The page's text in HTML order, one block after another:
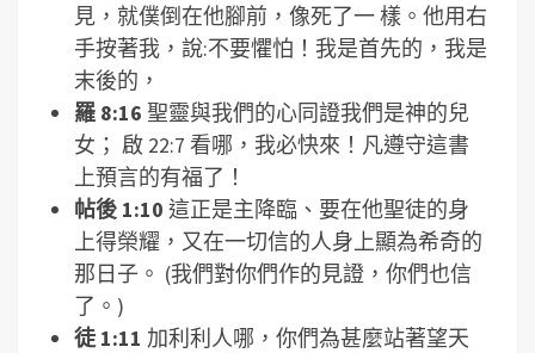
見，就僕倒在他腳前，像死了一 樣。他用右
手按著我，說:不要懼怕！我是首先的，我是
末後的，
羅 8:16 聖靈與我們的心同證我們是神的兒
女； 啟 22:7 看哪，我必快來！凡遵守這書
上預言的有福了！
帖後 1:10 這正是主降臨、要在他聖徒的身
上得榮耀，又在一切信的人身上顯為希奇的
那日子。 (我們對你們作的見證，你們也信
了。)
徒 1:11 加利利人哪，你們為甚麼站著望天